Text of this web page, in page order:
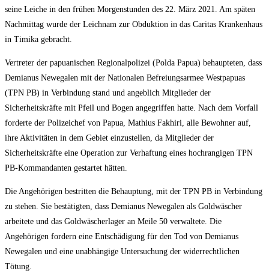
seine Leiche in den frühen Morgenstunden des 22. März 2021. Am späten
Nachmittag wurde der Leichnam zur Obduktion in das Caritas Krankenhaus
in Timika gebracht.
Vertreter der papuanischen Regionalpolizei (Polda Papua) behaupteten, dass
Demianus Newegalen mit der Nationalen Befreiungsarmee Westpapuas
(TPN PB) in Verbindung stand und angeblich Mitglieder der
Sicherheitskräfte mit Pfeil und Bogen angegriffen hatte. Nach dem Vorfall
forderte der Polizeichef von Papua, Mathius Fakhiri, alle Bewohner auf,
ihre Aktivitäten in dem Gebiet einzustellen, da Mitglieder der
Sicherheitskräfte eine Operation zur Verhaftung eines hochrangigen TPN
PB-Kommandanten gestartet hätten.
Die Angehörigen bestritten die Behauptung, mit der TPN PB in Verbindung
zu stehen. Sie bestätigten, dass Demianus Newegalen als Goldwäscher
arbeitete und das Goldwäscherlager an Meile 50 verwaltete. Die
Angehörigen fordern eine Entschädigung für den Tod von Demianus
Newegalen und eine unabhängige Untersuchung der widerrechtlichen
Tötung.